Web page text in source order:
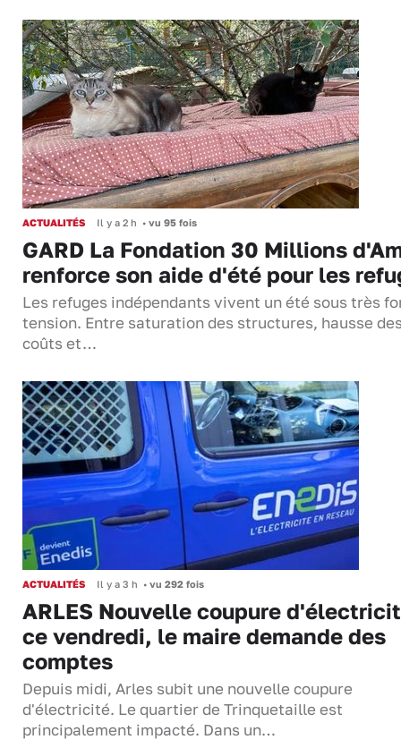
ACTUALITÉS Il y a 2 h • vu 95 fois
GARD La Fondation 30 Millions
renforce son aide d'été pour les
Les refuges indépendants vivent un été sous très
tension. Entre saturation des structures, hausse
coûts et…
ACTUALITÉS Il y a 3 h • vu 292 fois
ARLES Nouvelle coupure
ce vendredi, le maire demande des
comptes
Depuis midi, Arles subit une nouvelle coupure
d'électricité. Le quartier de Trinquetaille est
principalement impacté. Dans un…